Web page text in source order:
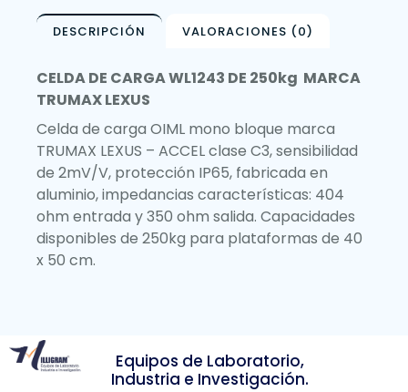
DESCRIPCIÓN VALORACIONES (0)
CELDA DE CARGA WL1243 DE 250kg MARCA
TRUMAX LEXUS
Celda de carga OIML mono bloque marca
TRUMAX LEXUS – ACCEL clase C3, sensibilidad
de 2mV/V, protección IP65, fabricada en
aluminio, impedancias características: 404
ohm entrada y 350 ohm salida. Capacidades
disponibles de 250kg para plataformas de 40
x 50 cm.
Equipos de Laboratorio,
Industria e Investigación.